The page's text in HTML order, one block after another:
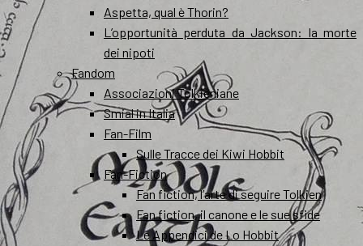
Aspetta, qual è Thorin?
L’opportunità perduta da Jackson: la morte
dei nipoti
Fandom
Associazioni Tolkieniane
Smial in Italia
Fan-Film
Sulle Tracce dei Kiwi Hobbit
Fan-Fiction
Fan fiction, l’arte di seguire Tolkien
Fan fiction, il canone e le sue sfide
Le Appendici de Lo Hobbit